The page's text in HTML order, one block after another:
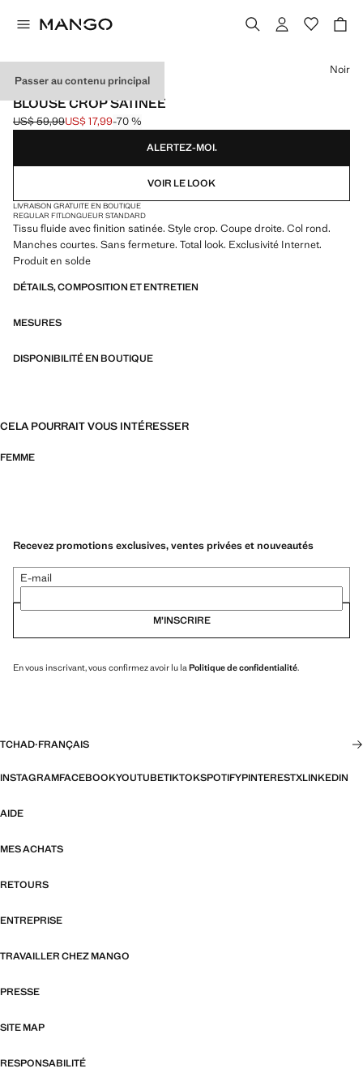
Passer au contenu principal
EXCLUSIVITÉ INTERNET
BLOUSE CROP SATINÉE
Prix initial barré [US$ 59,99 ]
US$ 59,99
Prix actuel [US$ 17,99 ]
US$ 17,99-70 %
Choisissez une couleur
Noir
ALERTEZ-MOI.
VOIR LE LOOK
LIVRAISON GRATUITE EN BOUTIQUE
REGULAR FITLONGUEUR STANDARD
Tissu fluide avec finition satinée. Style crop. Coupe droite. Col rond.
Manches courtes. Sans fermeture. Total look. Exclusivité Internet.
Produit en solde
DÉTAILS, COMPOSITION ET ENTRETIEN
MESURES
DISPONIBILITÉ EN BOUTIQUE
CELA POURRAIT VOUS INTÉRESSER
FEMME
Recevez promotions exclusives, ventes privées et nouveautés
E-mail
M’INSCRIRE
En vous inscrivant, vous confirmez avoir lu la Politique de confidentialité.
TCHAD·FRANÇAIS
INSTAGRAMFACEBOOKYOUTUBETIKTOKSPOTIFYPINTERESTXLINKEDIN
AIDE
MES ACHATS
RETOURS
ENTREPRISE
TRAVAILLER CHEZ MANGO
PRESSE
SITE MAP
RESPONSABILITÉ